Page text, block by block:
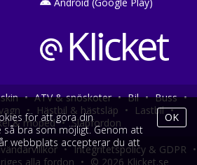
• ATV & snöskoter • Bil • Buss •
• Hästbil & hästsläp • Lastbil •
& moped • Släpfordon
• Integritetspolicy & GDPR •
alla fordon • © 2026 Klicket.se
för att göra din
så bra som möjligt. Genom att
webbplats accepterar du att
OK